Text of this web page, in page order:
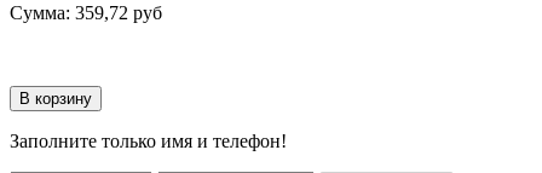
Сумма: 359,72 руб
Заполните только имя и телефон!